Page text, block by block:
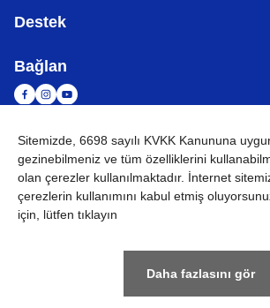
Destek
Bağlan
TÜRKİYE Küresel Ağ
Kullanım Koşulları Site haritası
©
Sitemizde, 6698 sayılı KVKK Kanununa
gezinebilmeniz ve tüm özelliklerini
olan çerezler kullanılmaktadır. İnternet
çerezlerin kullanımını kabul etmiş
için, lütfen tıklayın
Daha fazlasını gör